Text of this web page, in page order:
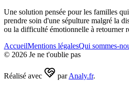
Une solution pensée pour les familles
prendre soin d'une sépulture malgré la
ou la difficulté émotionnelle à retourner
AccueilMentions légalesQui sommes-
© 2026 Je ne t'oublie pas
Réalisé avec par Analy.fr.